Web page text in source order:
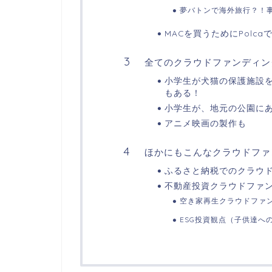
夢バトンで海外旅行？！
MACを買うためにPolca
全てのクラウドファンディ
小学生が犬猫の保護施設
もある！
小学生が、地元の公園に
アニメ映画の製作も
ほかにもこんなクラウドフ
ふるさと納税でのクラウ
不動産投資クラウドファ
空き家再生クラウドファ
ESG投資観点（子供達へ